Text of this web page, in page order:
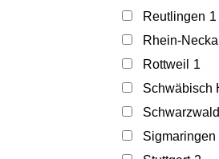
Reutlingen 1
Rhein-
Rottweil
1
Schwäbisch
Sigmaringen